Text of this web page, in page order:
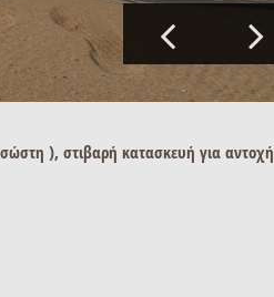
), στιβαρή κατασκευή για αντοχή